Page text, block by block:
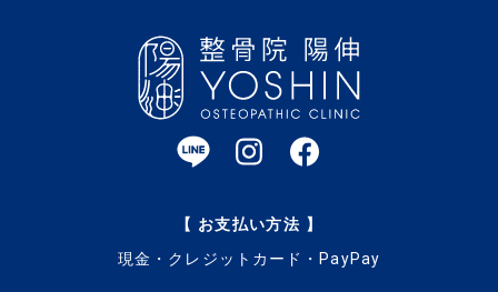
【 お支払い方法 】
現金・クレジットカード・PayPay